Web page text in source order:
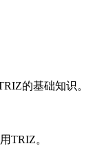
的基础知识。
TRIZ。